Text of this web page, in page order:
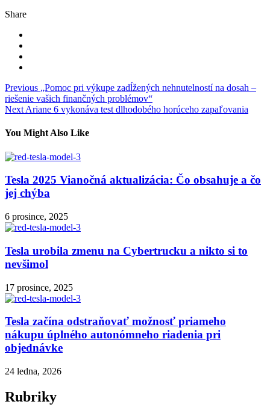
Share
Navigace
pro
Previous „Pomoc pri výkupe zadĺžených nehnutelností na dosah –
riešenie vašich finančných problémov“
Next Ariane 6 vykonáva test dlhodobého horúceho zapaľovania
You Might Also Like
Tesla 2025 Vianočná aktualizácia: Čo obsahuje a čo
jej chýba
6 prosince, 2025
Tesla urobila zmenu na Cybertrucku a nikto si to
nevšimol
17 prosince, 2025
Tesla začína odstraňovať možnosť priameho
nákupu úplného autonómneho riadenia pri
objednávke
24 ledna, 2026
Rubriky